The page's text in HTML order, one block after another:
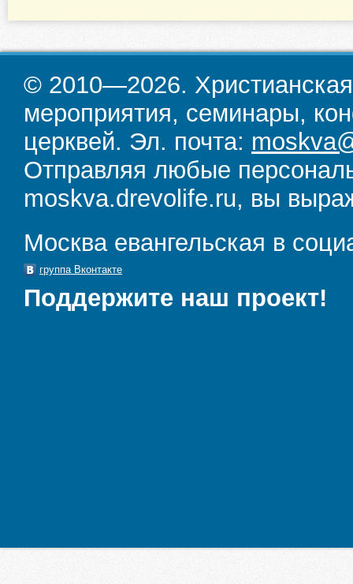
© 2010—2026.
мероприятия, семинары,
церквей. Эл. почта:
Отправляя любые
moskva.drevolife.ru, вы
Москва евангельская в
группа Вконтакте
Поддержите наш проект!